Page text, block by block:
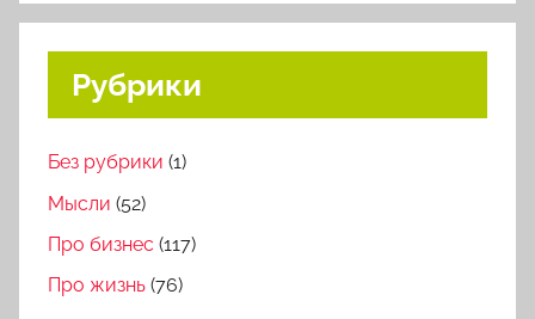
Рубрики
Без рубрики (1)
Мысли (52)
Про бизнес (117)
Про жизнь (76)